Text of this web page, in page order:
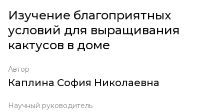
Изучение благоприятных
условий для выращивания
кактусов в доме
Автор
Каплина София Николаевна
Научный руководитель